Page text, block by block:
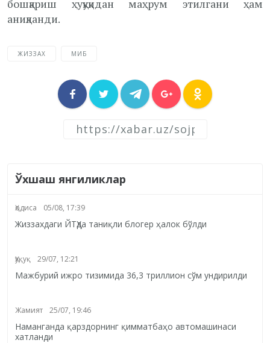
бошқариш ҳуқуқидан маҳрум этилгани ҳам
аниқланди.
ЖИЗЗАХ МИБ
Ўхшаш янгиликлар
Ҳодиса 05/08, 17:39
Жиззахдаги ЙТҲда таниқли блогер ҳалок бўлди
Ҳуқуқ 29/07, 12:21
Мажбурий ижро тизимида 36,3 триллион сўм ундирилди
Жамият 25/07, 19:46
Наманганда қарздорнинг қимматбаҳо автомашинаси
хатланди